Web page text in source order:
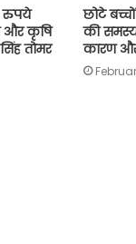
रुपये
और कृषि
तोमर
छोटे
की
कारण